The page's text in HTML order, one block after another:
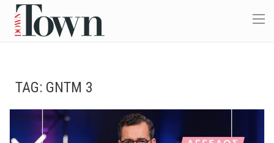
TAG: GNTM 3